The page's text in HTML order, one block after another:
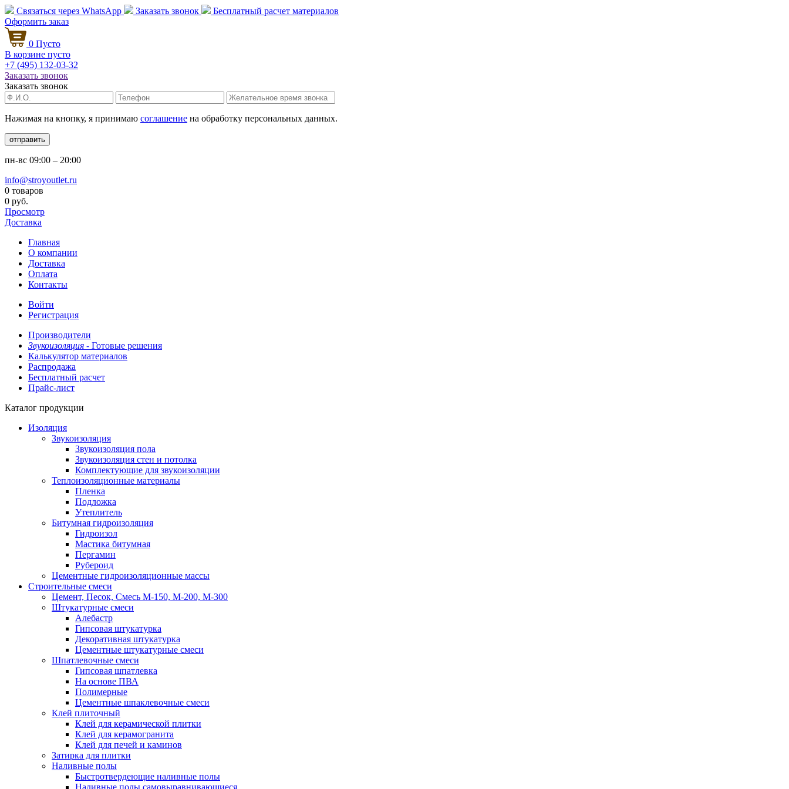
Связаться через WhatsApp Заказать звонок Бесплатный расчет материалов
Оформить заказ
0 Пусто
В корзине пусто
+7 (495) 132-03-32
Заказать звонок
Заказать звонок
Нажимая на кнопку, я принимаю соглашение на обработку персональных данных.
отправить
пн-вс 09:00 – 20:00
info@stroyoutlet.ru
0 товаров
0 руб.
Просмотр
Доставка
Главная
О компании
Доставка
Оплата
Контакты
Войти
Регистрация
Производители
Звукоизоляция - Готовые решения
Калькулятор материалов
Распродажа
Бесплатный расчет
Прайс-лист
Каталог продукции
Изоляция
Звукоизоляция
Звукоизоляция пола
Звукоизоляция стен и потолка
Комплектующие для звукоизоляции
Теплоизоляционные материалы
Пленка
Подложка
Утеплитель
Битумная гидроизоляция
Гидроизол
Мастика битумная
Пергамин
Рубероид
Цементные гидроизоляционные массы
Строительные смеси
Цемент, Песок, Смесь М-150, М-200, М-300
Штукатурные смеси
Алебастр
Гипсовая штукатурка
Декоративная штукатурка
Цементные штукатурные смеси
Шпатлевочные смеси
Гипсовая шпатлевка
На основе ПВА
Полимерные
Цементные шпаклевочные смеси
Клей плиточный
Клей для керамической плитки
Клей для керамогранита
Клей для печей и каминов
Затирка для плитки
Наливные полы
Быстротвердеющие наливные полы
Наливные полы самовыравнивающиеся